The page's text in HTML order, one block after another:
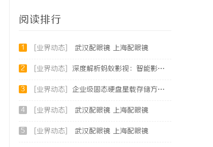
阅读排行
1 [业界动态] 武汉配眼镜 上海配眼镜
2 [业界动态] 深度解析蚂蚁影视：智能影视平台的未来趋势与优势
3 [业界动态] 企业级固态硬盘星载存储方案选购指南
4 [业界动态] 武汉配眼镜 上海配眼镜
5 [业界动态] 武汉配眼镜 上海配眼镜